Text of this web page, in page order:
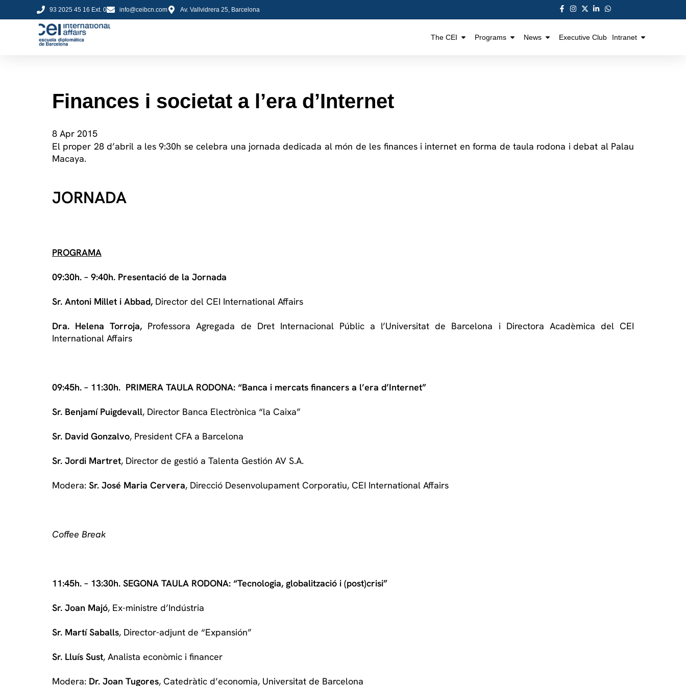
93 2025 45 16 Ext. 0 info@ceibcn.com Av. Vallvidrera 25, Barcelona
The CEI Programs News Executive Club Intranet
Finances i societat a l’era d’Internet
8 Apr 2015
El proper 28 d’abril a les 9:30h se celebra una jornada dedicada al món de les finances i internet en forma de taula rodona i debat al Palau
Macaya.
JORNADA
PROGRAMA
09:30h. – 9:40h. Presentació de la Jornada
Sr. Antoni Millet i Abbad, Director del CEI International Affairs
Dra. Helena Torroja, Professora Agregada de DretInternacional Públic a l’Universitat de Barcelona i Directora Acadèmica del CEI
International Affairs
09:45h. – 11:30h. PRIMERA TAULA RODONA: “Banca i mercats financers a l’era d’Internet”
Sr. Benjamí Puigdevall, Director Banca Electrònica “la Caixa”
Sr. David Gonzalvo, President CFA a Barcelona
Sr. Jordi Martret, Director de gestió a Talenta Gestión AV S.A.
Modera: Sr. José Maria Cervera, Direcció Desenvolupament Corporatiu, CEI International Affairs
Coffee Break
11:45h. – 13:30h. SEGONA TAULA RODONA: “Tecnologia, globalització i (post)crisi”
Sr. Joan Majó, Ex-ministre d’Indústria
Sr. Martí Saballs, Director-adjunt de “Expansión”
Sr. Lluís Sust, Analista econòmic i financer
Modera: Dr. Joan Tugores, Catedràtic d’economia, Universitat de Barcelona